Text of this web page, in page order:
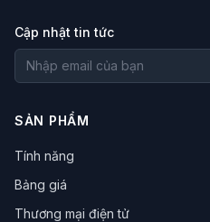
Cập nhật tin tức
SẢN PHẨM
Tính năng
Bảng giá
Thương mại điện tử